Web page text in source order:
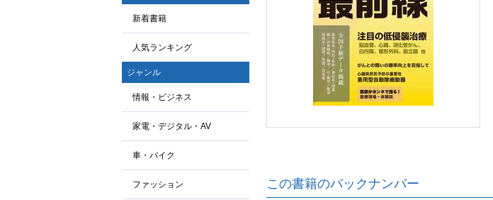
新着書籍
人気ランキング
ジャンル
情報・ビジネス
家電・デジタル・AV
車・バイク
ファッション この書籍のバックナンバー